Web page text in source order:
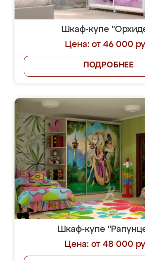
Шкаф-купе
Цена: от 46 000
ПОДРОБНЕЕ
Шкаф-купе
Цена: от 48 000